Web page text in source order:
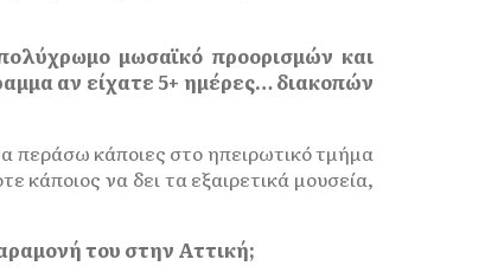
μωσαϊκό προορισμών και
αν είχατε 5+ ημέρες… διακοπών
περάσω κάποιες στο ηπειρωτικό τμήμα
κάποιος να δει τα εξαιρετικά μουσεία,
του στην Αττική;